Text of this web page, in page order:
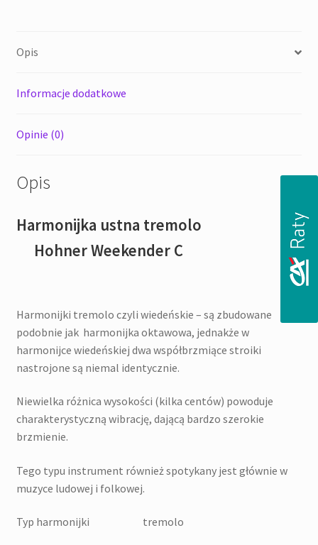
Opis
Informacje dodatkowe
Opinie (0)
Opis
Harmonijka ustna tremolo
Hohner Weekender C
Harmonijki tremolo czyli wiedeńskie – są zbudowane
podobnie jak harmonijka oktawowa, jednakże w
harmonijce wiedeńskiej dwa współbrzmiące stroiki
nastrojone są niemal identycznie.
Niewielka różnica wysokości (kilka centów) powoduje
charakterystyczną wibrację, dającą bardzo szerokie
brzmienie.
Tego typu instrument również spotykany jest głównie w
muzyce ludowej i folkowej.
Typ harmonijki tremolo